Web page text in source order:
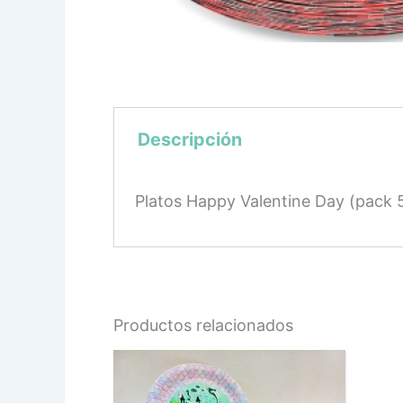
Descripción
Platos Happy Valentine Day (pack
Productos relacionados